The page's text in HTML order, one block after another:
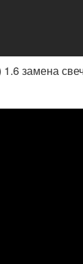
замена